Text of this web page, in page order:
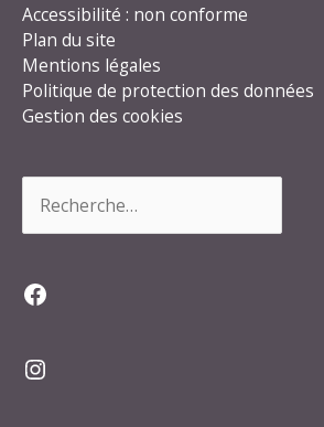
Accessibilité : non conforme
Plan du site
Mentions légales
Politique de protection des données
Gestion des cookies
Facebook
Instagram